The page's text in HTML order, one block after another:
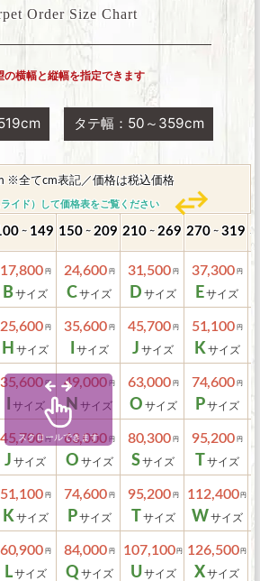
Order Size Chart
の横幅と縦幅を指定できます
タテ幅：50～359cm
※全てcm表記／価格は税込価格
イド）して価格表をご覧ください
～ 149 150 ～ 209 210 ～ 269 270 ～ 319
17,800
B
24,600
C
31,500
D
37,300
E
25,600
H
35,600 45,700
J
51,100
K
35,600 49,000
N
63,000
O
74,600
P
45,700
J
63,000
O
80,300
S
95,200
51,100
K
74,600
P
95,200 112,400
W
60,900
L
84,000
Q
107,100
U
126,500
X